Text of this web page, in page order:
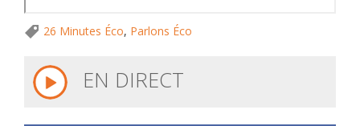
26 Minutes Éco, Parlons Éco
EN DIRECT